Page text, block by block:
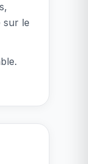
sur le